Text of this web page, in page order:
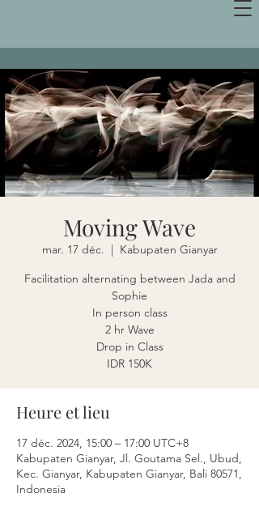
Moving Wave
mar. 17 déc.
  |
Kabupaten Gianyar
Facilitation alternating between Jada and
Sophie
In person class
2 hr Wave
Drop in Class
IDR 150K
Heure et lieu
17 déc. 2024, 15:00 – 17:00 UTC+8
Kabupaten Gianyar, Jl. Goutama Sel., Ubud,
Kec. Gianyar, Kabupaten Gianyar, Bali 80571,
Indonesia